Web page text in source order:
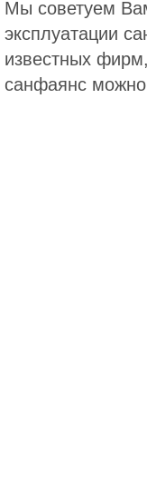
Мы советуем
эксплуатации
известных
санфаянс